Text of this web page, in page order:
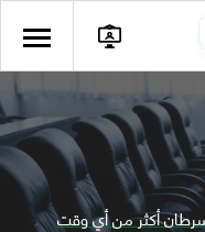
أكثر من أي وقت